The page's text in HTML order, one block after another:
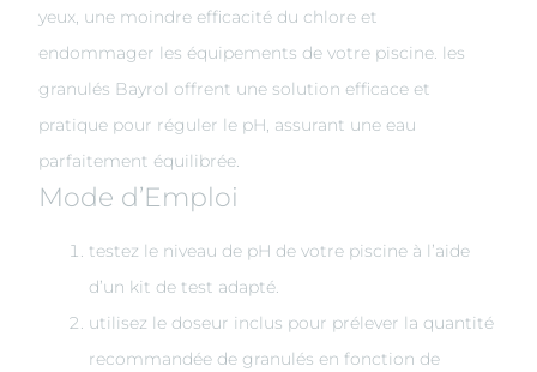
yeux, une moindre efficacité du chlore et
endommager les équipements de votre piscine. les
granulés Bayrol offrent une solution efficace et
pratique pour réguler le pH, assurant une eau
parfaitement équilibrée.
Mode d’Emploi
testez le niveau de pH de votre piscine à l’aide
d’un kit de test adapté.
utilisez le doseur inclus pour prélever la quantité
recommandée de granulés en fonction de